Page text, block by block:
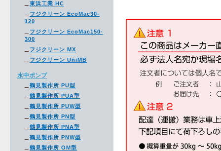
東浜工業 HC
フジクリーン EcoMac30-
120
フジクリーン EcoMac150-
300
フジクリーン MX
フジクリーン UniMB
水中ポンプ
鶴見製作所 PU型
鶴見製作所 PUA型
鶴見製作所 PUW型
鶴見製作所 PN型
鶴見製作所 PNA型
鶴見製作所 PNW型
鶴見製作所 OM型